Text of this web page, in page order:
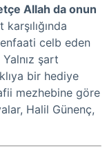
Allah da onun
celb eden
şart
bir hediye
mezhebine göre
Halil Günenç,